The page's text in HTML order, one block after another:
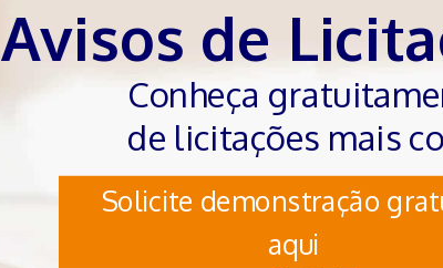
Avisos de
Conheça
de licitações mais
Solicite demonstração
aqui